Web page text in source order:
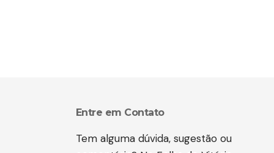
Entre em Contato
Tem alguma dúvida, sugestão ou